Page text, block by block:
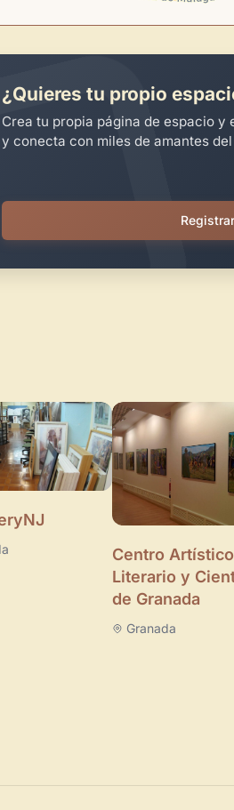
¿Quieres tu propio
Crea tu propia página de espacio y
y conecta con miles de amantes
Centro Artístico
Literario y
de Granada
Granada